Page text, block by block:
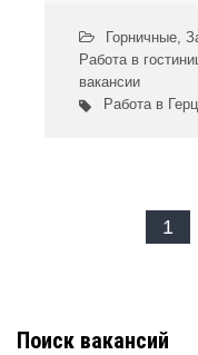
Горничные,
Работа в
вакансии
Работа в
1
Поиск вакансий